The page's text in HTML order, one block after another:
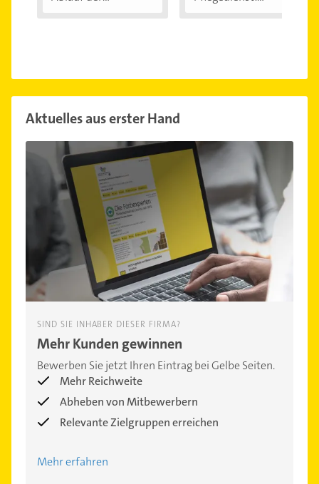
Aktuelles aus erster Hand
SIND SIE INHABER DIESER FIRMA?
Mehr Kunden gewinnen
Bewerben Sie jetzt Ihren Eintrag bei Gelbe Seiten.
Mehr Reichweite
Abheben von Mitbewerbern
Relevante Zielgruppen erreichen
Mehr erfahren